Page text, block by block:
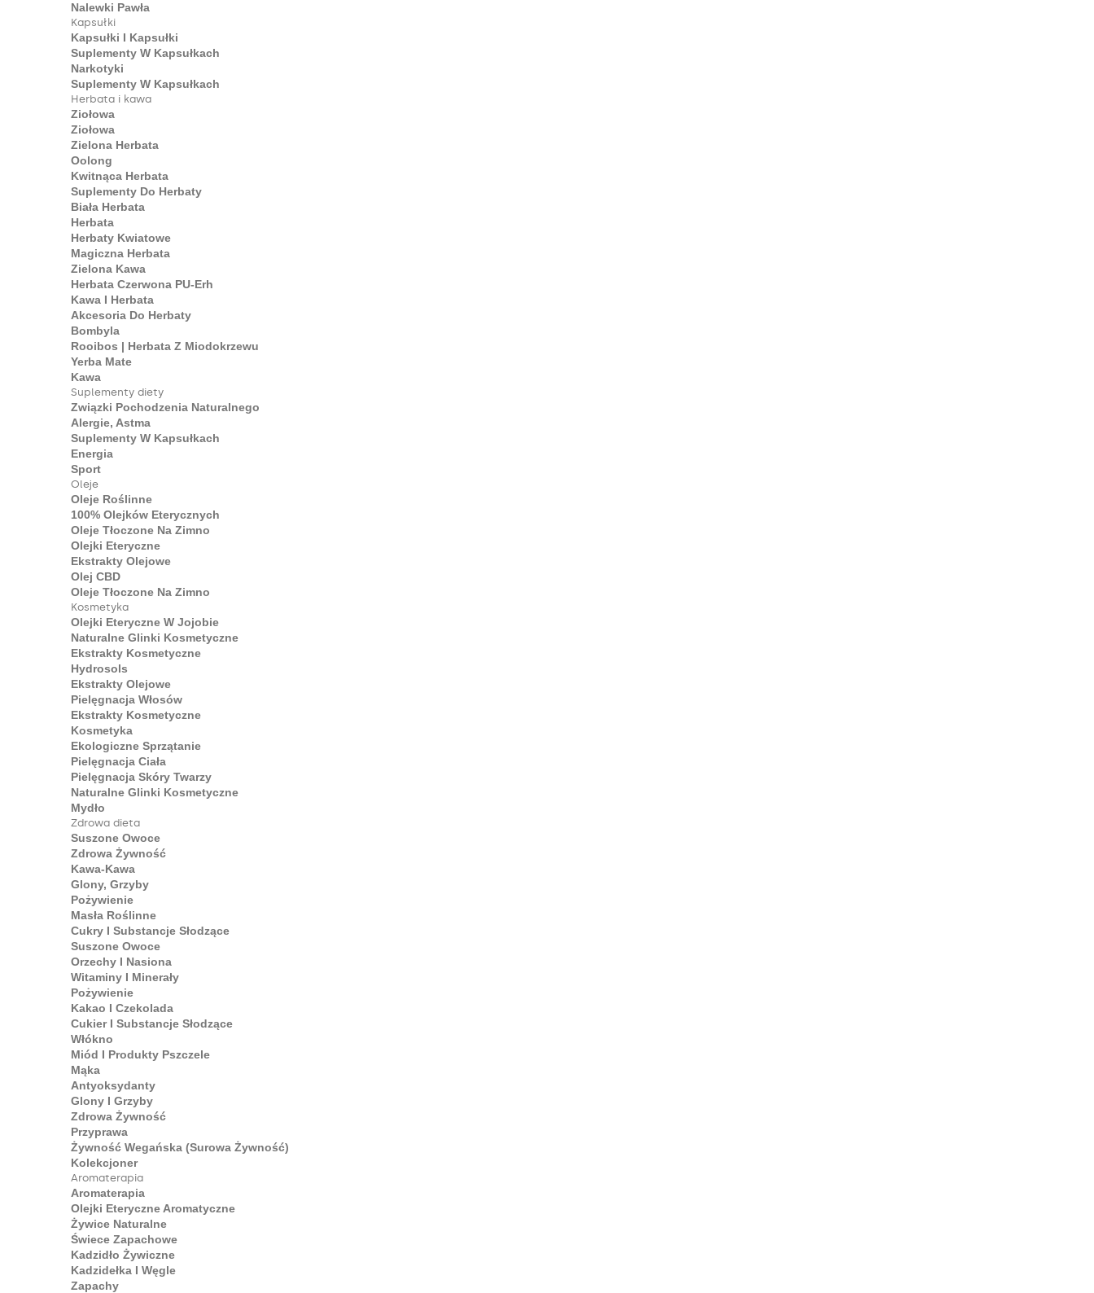
Nalewki Pawła
Kapsułki
Kapsułki I Kapsułki
Suplementy W Kapsułkach
Narkotyki
Suplementy W Kapsułkach
Herbata i kawa
Ziołowa
Ziołowa
Zielona Herbata
Oolong
Kwitnąca Herbata
Suplementy Do Herbaty
Biała Herbata
Herbata
Herbaty Kwiatowe
Magiczna Herbata
Zielona Kawa
Herbata Czerwona PU-Erh
Kawa I Herbata
Akcesoria Do Herbaty
Bombyla
Rooibos | Herbata Z Miodokrzewu
Yerba Mate
Kawa
Suplementy diety
Związki Pochodzenia Naturalnego
Alergie, Astma
Suplementy W Kapsułkach
Energia
Sport
Oleje
Oleje Roślinne
100% Olejków Eterycznych
Oleje Tłoczone Na Zimno
Olejki Eteryczne
Ekstrakty Olejowe
Olej CBD
Oleje Tłoczone Na Zimno
Kosmetyka
Olejki Eteryczne W Jojobie
Naturalne Glinki Kosmetyczne
Ekstrakty Kosmetyczne
Hydrosols
Ekstrakty Olejowe
Pielęgnacja Włosów
Ekstrakty Kosmetyczne
Kosmetyka
Ekologiczne Sprzątanie
Pielęgnacja Ciała
Pielęgnacja Skóry Twarzy
Naturalne Glinki Kosmetyczne
Mydło
Zdrowa dieta
Suszone Owoce
Zdrowa Żywność
Kawa-Kawa
Glony, Grzyby
Pożywienie
Masła Roślinne
Cukry I Substancje Słodzące
Suszone Owoce
Orzechy I Nasiona
Witaminy I Minerały
Pożywienie
Kakao I Czekolada
Cukier I Substancje Słodzące
Włókno
Miód I Produkty Pszczele
Mąka
Antyoksydanty
Glony I Grzyby
Zdrowa Żywność
Przyprawa
Żywność Wegańska (surowa Żywność)
Kolekcjoner
Aromaterapia
Aromaterapia
Olejki Eteryczne Aromatyczne
Żywice Naturalne
Świece Zapachowe
Kadzidło Żywiczne
Kadzidełka I Węgle
Zapachy